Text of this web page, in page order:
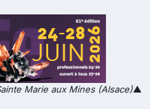
Marie aux Mines (Alsace)▲